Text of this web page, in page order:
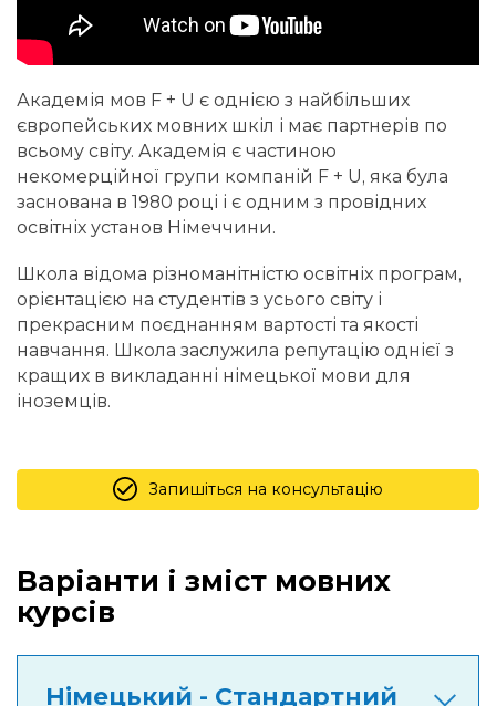
Академія мов F + U є однією з найбільших
європейських мовних шкіл і має партнерів по
всьому світу. Академія є частиною
некомерційної групи компаній F + U, яка була
заснована в 1980 році і є одним з провідних
освітніх установ Німеччини.
Школа відома різноманітністю освітніх програм,
орієнтацією на студентів з усього світу і
прекрасним поєднанням вартості та якості
навчання. Школа заслужила репутацію однієї з
кращих в викладанні німецької мови для
іноземців.
Запишіться на консультацію
Варіанти і зміст мовних
курсів
Німецький - Стандартний